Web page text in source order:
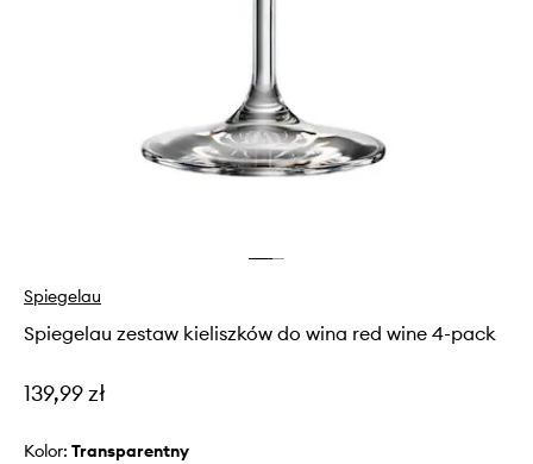
Spiegelau
Spiegelau zestaw kieliszków do wina red wine 4-pack
139,99 zł
Kolor: transparentny